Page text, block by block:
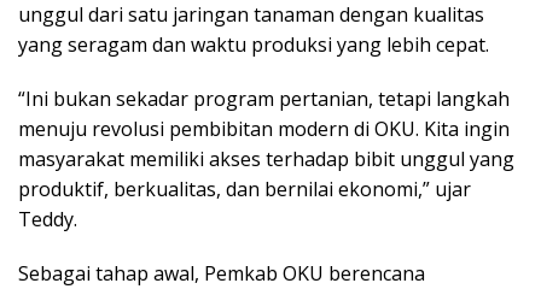
unggul dari satu jaringan tanaman dengan kualitas
yang seragam dan waktu produksi yang lebih cepat.
“Ini bukan sekadar program pertanian, tetapi langkah
menuju revolusi pembibitan modern di OKU. Kita ingin
masyarakat memiliki akses terhadap bibit unggul yang
produktif, berkualitas, dan bernilai ekonomi,” ujar
Teddy.
Sebagai tahap awal, Pemkab OKU berencana